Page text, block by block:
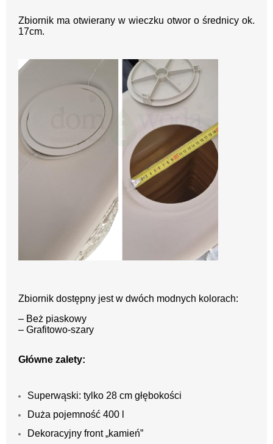
Zbiornik ma otwierany w wieczku otwor o średnicy ok.
17cm.
Zbiornik dostępny jest w dwóch modnych kolorach:
– Beż piaskowy
– Grafitowo-szary
Główne zalety:
Superwąski: tylko 28 cm głębokości
Duża pojemność 400 l
Dekoracyjny front „kamień”